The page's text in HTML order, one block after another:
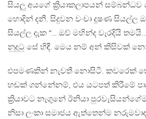
සියලු අයගේ ක්‍රියාකලාපයන් සම්බන්ධව
හොදින් දනී. සිදුවන වංචා දූෂණ සියල්ල
සියල්ල දැක “… ඔව් මහින්ද වැරදියි
නුදුටු සේ හිඳී. මෙය නම් අන් කිසිවක්
එපමණකින් නැවතී නොසිටී. කවරෙක්
හඬක් ගන්නේනම්, එය යටපත් කිරීමේ
ක්‍රියාවට නැගුනේ ඊනියා
නිසා ලංකා සමාජය ඇත්තෙන්ම